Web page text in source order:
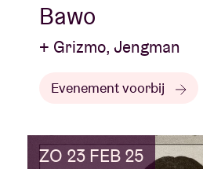
Bawo
+ Grizmo, Jengman
Evenement voorbij
ZO 23 FEB 25